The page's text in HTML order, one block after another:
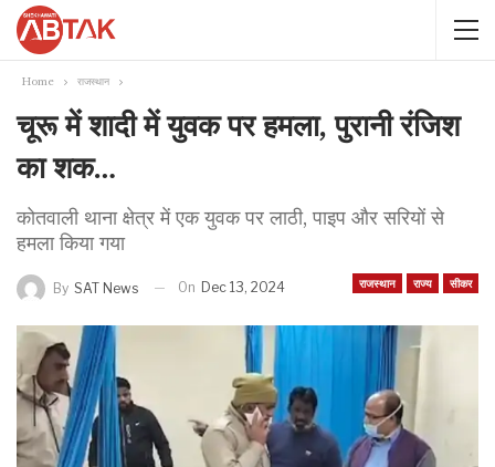
Home राजस्थान
चूरू में शादी में युवक पर हमला, पुरानी रंजिश
का शक…
कोतवाली थाना क्षेत्र में एक युवक पर लाठी, पाइप और सरियों से
हमला किया गया
राजस्थान राज्य सीकर
By SAT News On Dec 13, 2024